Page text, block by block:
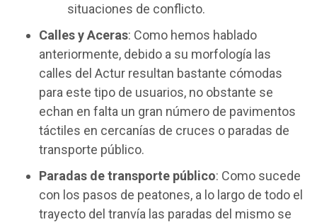
situaciones de conflicto.
Calles y Aceras: Como hemos hablado
anteriormente, debido a su morfología las
calles del Actur resultan bastante cómodas
para este tipo de usuarios, no obstante se
echan en falta un gran número de pavimentos
táctiles en cercanías de cruces o paradas de
transporte público.
Paradas de transporte público: Como sucede
con los pasos de peatones, a lo largo de todo el
trayecto del tranvía las paradas del mismo se